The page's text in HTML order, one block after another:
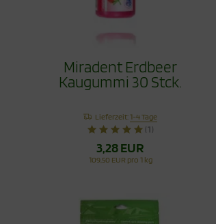
Miradent Erdbeer
Kaugummi 30 Stck.
Lieferzeit:1-4 Tage
(1)
3,28 EUR
109,50 EUR pro 1 kg